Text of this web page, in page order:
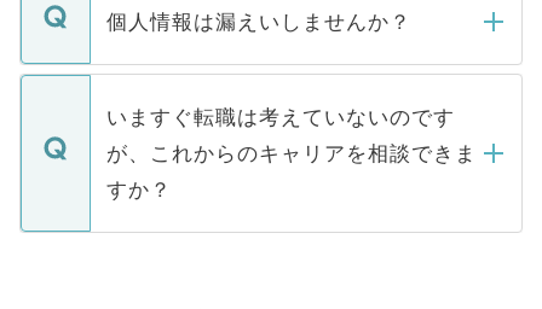
■応募殺到を避けるため 人気のある医療機
関を公にしてしまうと、応募が殺到する場
に、医療機関が求める条件に合った人材の
みを人材紹介会社に依頼するケースが増え
ています。
ん。また、仮に応募先から内定をいただい
定を承諾する必要はありません。内定先へ
の辞退の連絡はキャリアパートナーが行い
個人情報は漏えいしませんか？
個人情報が漏えいすることはありませんの
で、ご安心ください。当サイトからの登録
などで収集したご登録者様の個人情報は、
ご本人のキャリアアップおよび転職活動の
支援を目的に使用いたします。お預かりし
ているすべての個人データはご本人の許可
いますぐ転職は考えていないのです
が、これからのキャリアを相談できま
すか？